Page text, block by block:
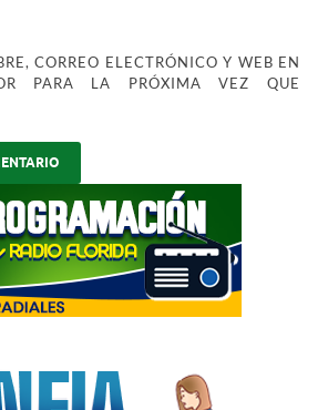
CORREO ELECTRÓNICO Y WEB EN
PARA LA PRÓXIMA VEZ QUE